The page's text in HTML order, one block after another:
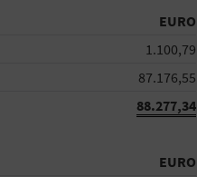
EURO
1.100,79
87.176,55
88.277,34
EURO